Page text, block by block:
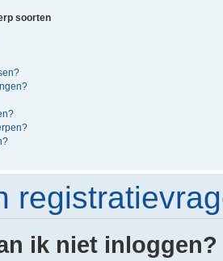
soorten
ik niet inloggen?